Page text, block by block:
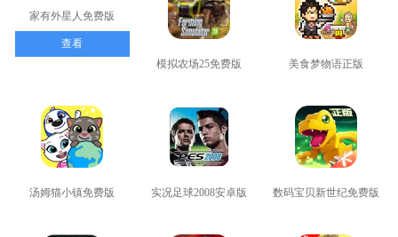
家有外星人免费版
查看
模拟农场25免费版
美食梦物语正版
汤姆猫小镇免费版 实况足球2008安卓版 数码宝贝新世纪免费版